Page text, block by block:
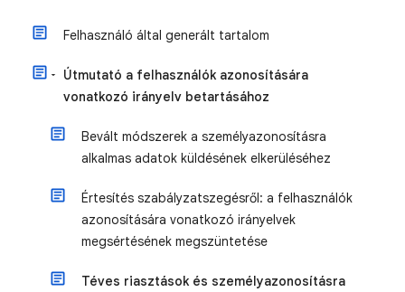
Felhasználó által generált tartalom
Útmutató a felhasználók azonosítására
vonatkozó irányelv betartásához
Bevált módszerek a személyazonosításra
alkalmas adatok küldésének elkerüléséhez
Értesítés szabályzatszegésről: a felhasználók
azonosítására vonatkozó irányelvek
megsértésének megszüntetése
Téves riasztások és személyazonosításra